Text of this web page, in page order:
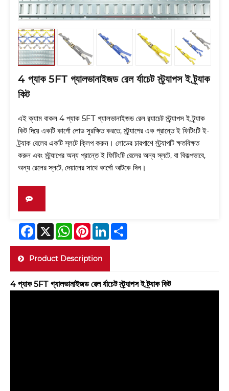
4 প্যাক 5FT গ্যালভানাইজড রেল র্যাচেট স্ট্র্যাপস ই ট্র্যাক
কিট
এই ক্যাম বাকল 4 প্যাক 5FT গ্যালভানাইজড রেল র‌্যাচেট স্ট্র্যাপস ই ট্র্যাক
কিট দিয়ে একটি কার্গো লোড সুরক্ষিত করতে, স্ট্র্যাপের এক প্রান্তে ই ফিটিংটি ই-
ট্র্যাক রেলের একটি স্লটে ক্লিপ করুন। লোডের চারপাশে স্ট্র্যাপটি ক্ষতবিক্ষত
করুন এবং স্ট্র্যাপের অন্য প্রান্তে ই ফিটিংটি রেলের অন্য স্লটে, বা বিকল্পভাবে,
অন্য রেলের স্লটে, দেয়ালের সাথে কার্গো আটকে দিন।
Facebook
X WhatsAppPinterestLinkedIn
Product Description
4 প্যাক 5FT গ্যালভানাইজড রেল র্যাচেট স্ট্র্যাপস ই ট্র্যাক কিট